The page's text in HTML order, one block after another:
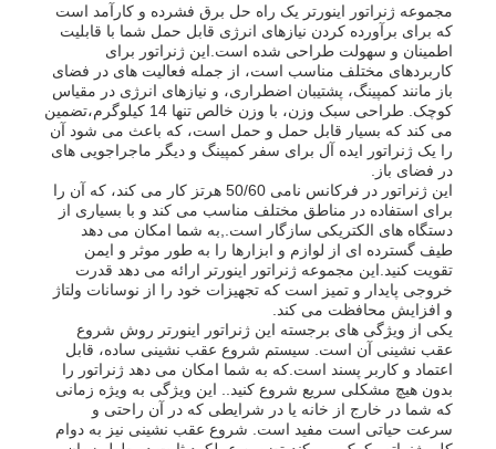
خانه
محصولات
فیلم های
دربارهی ما
مجموعه ژنراتور اینورتر یک راه حل برق فشرده و کارآمد است
که برای برآورده کردن نیازهای انرژی قابل حمل شما با قابلیت
اطمینان و سهولت طراحی شده است.این ژنراتور برای
کاربردهای مختلف مناسب است، از جمله فعالیت های در فضای
باز مانند کمپینگ، پشتیبان اضطراری، و نیازهای انرژی در مقیاس
کوچک. طراحی سبک وزن، با وزن خالص تنها 14 کیلوگرم،تضمین
می کند که بسیار قابل حمل و حمل است، که باعث می شود آن
را یک ژنراتور ایده آل برای سفر کمپینگ و دیگر ماجراجویی های
در فضای باز.
این ژنراتور در فرکانس نامی 50/60 هرتز کار می کند، که آن را
برای استفاده در مناطق مختلف مناسب می کند و با بسیاری از
دستگاه های الکتریکی سازگار است.,به شما امکان می دهد
طیف گسترده ای از لوازم و ابزارها را به طور موثر و ایمن
تقویت کنید.این مجموعه ژنراتور اینورتر ارائه می دهد قدرت
خروجی پایدار و تمیز است که تجهیزات خود را از نوسانات ولتاژ
و افزایش محافظت می کند.
یکی از ویژگی های برجسته این ژنراتور اینورتر روش شروع
عقب نشینی آن است. سیستم شروع عقب نشینی ساده، قابل
اعتماد و کاربر پسند است.که به شما امکان می دهد ژنراتور را
بدون هیچ مشکلی سریع شروع کنید.. این ویژگی به ویژه زمانی
که شما در خارج از خانه یا در شرایطی که در آن راحتی و
سرعت حیاتی است مفید است. شروع عقب نشینی نیز به دوام